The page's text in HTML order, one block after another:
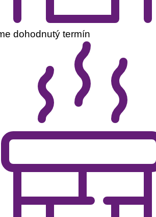
dohodnutý termín